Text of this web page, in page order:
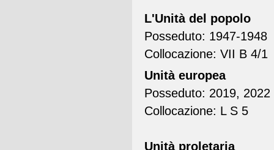
L'Unità del popolo
Posseduto: 1947-1948
Collocazione: VII B 4/1
Unità europea
Posseduto: 2019, 2022
Collocazione: L S 5
Unità proletaria